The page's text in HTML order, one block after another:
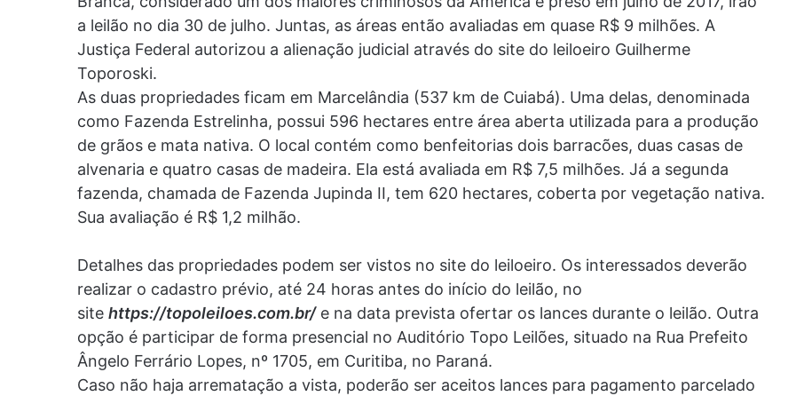
a leilão no dia 30 de julho. Juntas, as áreas então avaliadas em quase R$ 9 milhões. A
Justiça Federal autorizou a alienação judicial através do site do leiloeiro Guilherme
Toporoski.
As duas propriedades ficam em Marcelândia (537 km de Cuiabá). Uma delas, denominada
como Fazenda Estrelinha, possui 596 hectares entre área aberta utilizada para a produção
de grãos e mata nativa. O local contém como benfeitorias dois barracões, duas casas de
alvenaria e quatro casas de madeira. Ela está avaliada em R$ 7,5 milhões. Já a segunda
fazenda, chamada de Fazenda Jupinda II, tem 620 hectares, coberta por vegetação nativa.
Sua avaliação é R$ 1,2 milhão.
Detalhes das propriedades podem ser vistos no site do leiloeiro. Os interessados deverão
realizar o cadastro prévio, até 24 horas antes do início do leilão, no
site https://topoleiloes.com.br/e na data prevista ofertar os lances durante o leilão. Outra
opção é participar de forma presencial no Auditório Topo Leilões, situado na Rua Prefeito
Ângelo Ferrário Lopes, nº 1705, em Curitiba, no Paraná.
Caso não haja arrematação a vista, poderão ser aceitos lances para pagamento parcelado